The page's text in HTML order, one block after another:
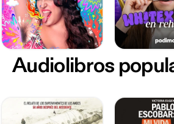
Audiolibros